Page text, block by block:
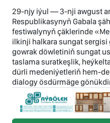
29-njy iýul — 3-nji awgust
Respublikasynyň Gabala
festiwalynyň çäklerinde
ilkinji halkara sungat
gowrak döwletiniň sungat
taslama suratkeşlik,
dürli medeniýetleriň hem-
dialogy ösdürmäge